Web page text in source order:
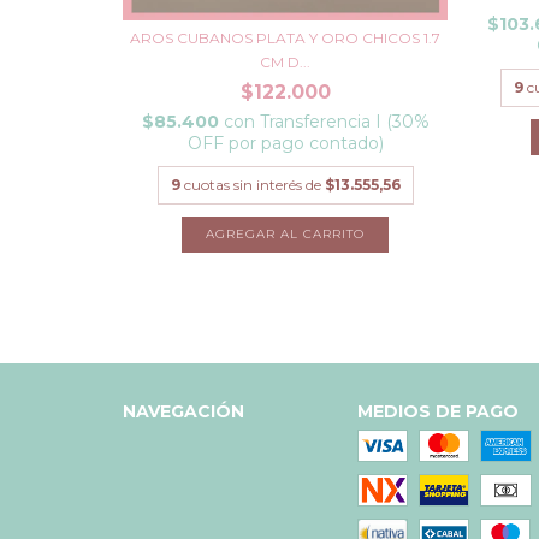
AROS CUBANOS PLATA Y ORO CHICOS 1.7
CM D...
$122.000
$85.400 con Transferencia I (30%
OFF por pago contado)
9 cuotas sin interés de $13.555,56
9
NAVEGACIÓN MEDIOS DE PAGO